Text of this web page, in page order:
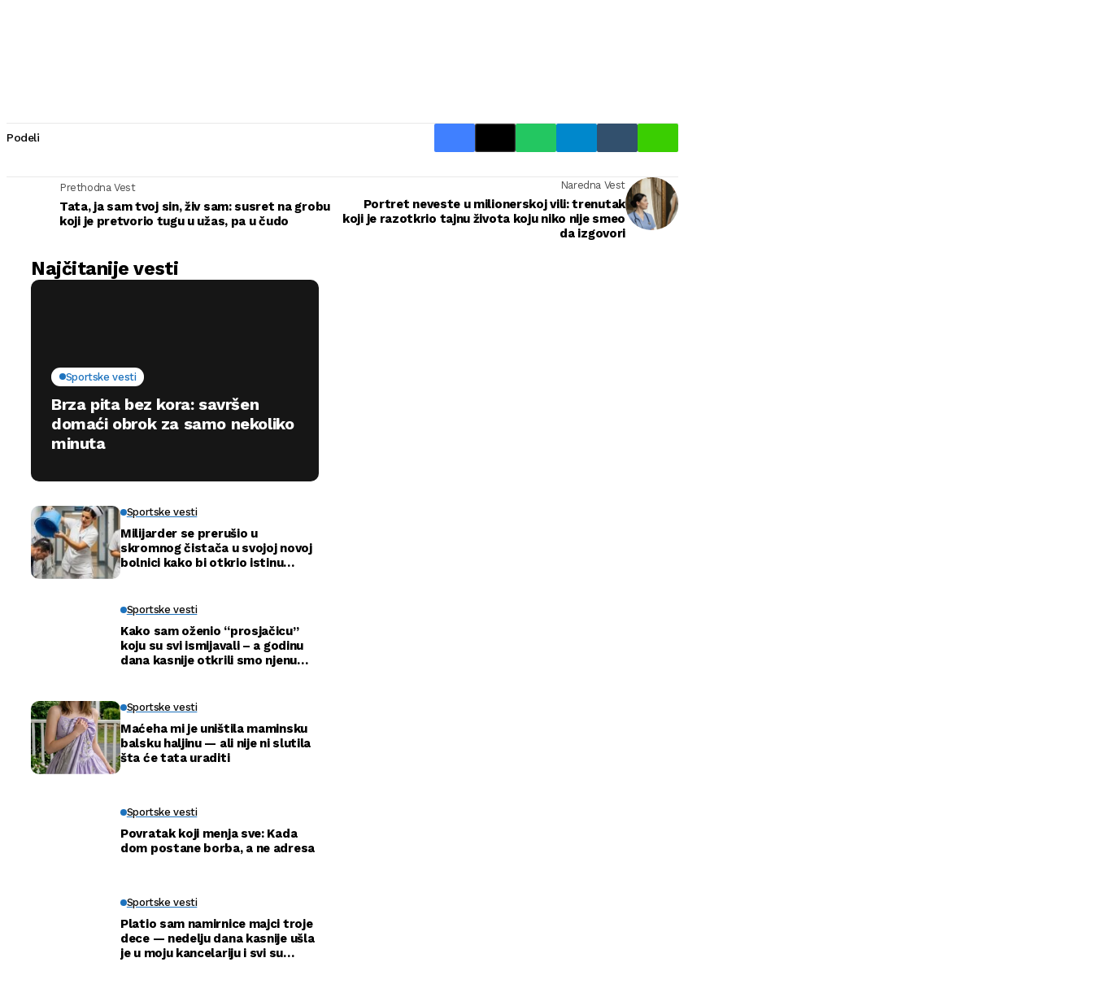
Podeli
Prethodna Vest
Tata, ja sam tvoj sin, živ sam: susret na grobu
koji je pretvorio tugu u užas, pa u čudo
Naredna Vest
Portret neveste u milionerskoj vili: trenutak
koji je razotkrio tajnu života koju niko nije smeo
da izgovori
Najčitanije vesti
Sportske vesti
Brza pita bez kora: savršen
domaći obrok za samo nekoliko
minuta
Sportske vesti
Milijarder se prerušio u
skromnog čistača u svojoj novoj
bolnici kako bi otkrio istinu…
Sportske vesti
Kako sam oženio “prosjačicu”
koju su svi ismijavali – a godinu
dana kasnije otkrili smo njenu
Sportske vesti
Maćeha mi je uništila maminsku
balsku haljinu — ali nije ni slutila
šta će tata uraditi
Sportske vesti
Povratak koji menja sve: Kada
dom postane borba, a ne adresa
Sportske vesti
Platio sam namirnice majci troje
dece — nedelju dana kasnije ušla
je u moju kancelariju i svi su